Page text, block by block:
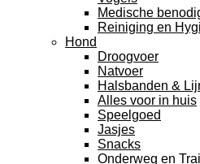
Medische
Reiniging en
Hond
Droogvoer
Natvoer
Halsbanden &
Alles voor in huis
Speelgoed
Jasjes
Snacks
Onderweg en